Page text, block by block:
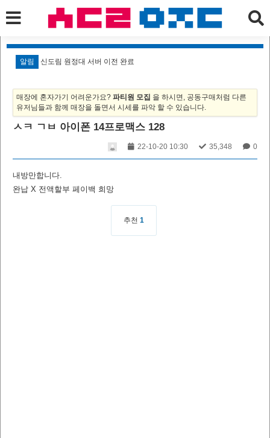
알림 신도림 원정대 서버 이전 완료
매장에 혼자가기 어려운가요? 파티원 모집 을 하시면, 공동구매처럼 다른
유저님들과 함께 매장을 돌면서 시세를 파악 할 수 있습니다.
ㅅㅋ ㄱㅂ 아이폰 14프로맥스 128
22-10-20 10:30 35,348 0
내방만합니다.
완납 X 전액할부 페이백 희망
추천 1